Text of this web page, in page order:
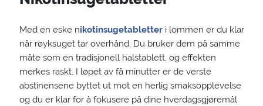
Med en eske nikotinsugetabletteri lommen er du klar
når røyksuget tar overhånd. Du bruker dem på samme
måte som en tradisjonell halstablett, og effekten
merkes raskt. I løpet av få minutter er de verste
abstinensene byttet ut mot en herlig smaksopplevelse
og du er klar for å fokusere på dine hverdagsgjøremål